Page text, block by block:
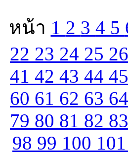
หน้า 1 2 3 4 5
22 23 24 25 26
41 42 43 44 45
60 61 62 63 64
79 80 81 82 83
98 99 100 101